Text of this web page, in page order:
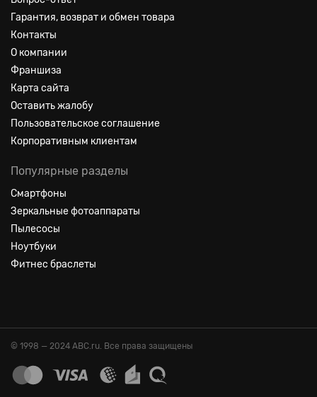
Гарантия, возврат и обмен товара
Контакты
О компании
Франшиза
Карта сайта
Оставить жалобу
Пользовательское соглашение
Корпоративным клиентам
Популярные разделы
Смартфоны
Зеркальные фотоаппараты
Пылесосы
Ноутбуки
Фитнес браслеты
© 1998 — 2024 ABC.ru. Все права защищены